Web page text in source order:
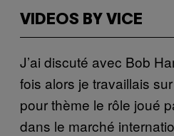
VIDEOS BY VICE
J’ai discuté avec Bob
fois alors je travaillais
pour thème le rôle joué
dans le marché